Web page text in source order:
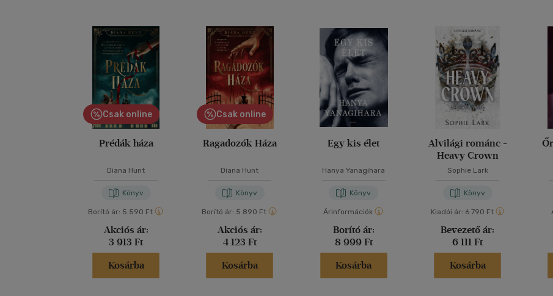
Csak online
Prédák háza
Diana Hunt
Könyv
Borító ár: 5 590 Ft
Akciós ár:
3 913 Ft
Kosárba
Csak online
Ragadozók Háza
Diana Hunt
Könyv
Borító ár: 5 890 Ft
Akciós ár:
4 123 Ft
Kosárba
Egy kis élet
Hanya Yanagihara
Könyv
Árinformációk
Borító ár:
8 999 Ft
Kosárba
Alvilági románc -
Heavy Crown
Sophie Lark
Könyv
Kiadói ár: 6 790 Ft
Bevezető ár:
6 111 Ft
Kosárba